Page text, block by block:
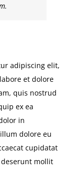
adipiscing elit,
et dolore
quis nostrud
ex ea
in
dolore eu
cupidatat
mollit